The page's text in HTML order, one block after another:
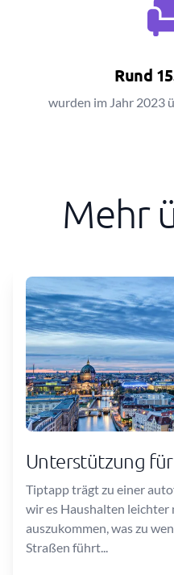
Rund
wurden im Jahr 2023
Mehr
Unterstützung
Tiptapp trägt zu einer
wir es Haushalten leichter
auszukommen, was zu
Straßen führt...